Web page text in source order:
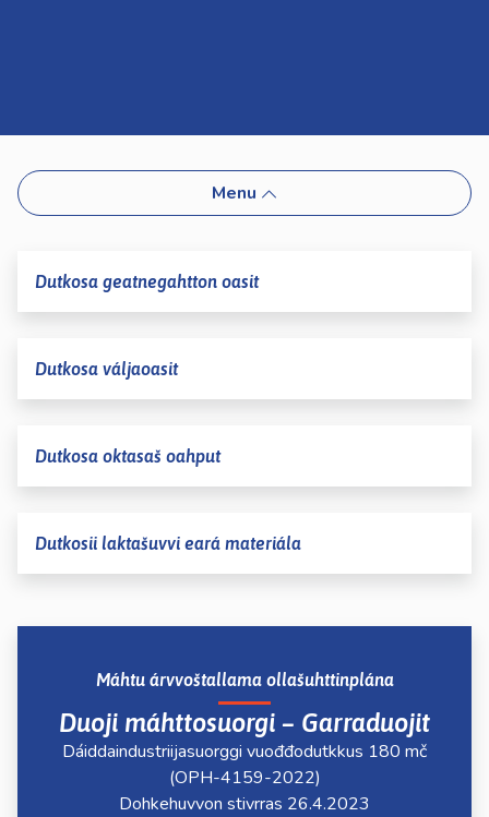
Menu
Dutkosa geatnegahtton oasit
Dutkosa váljaoasit
Dutkosa oktasaš oahput
Dutkosii laktašuvvi eará materiála
Máhtu árvvoštallama ollašuhttinplána
Duoji máhttosuorgi – Garraduojit
Dáiddaindustriijasuorggi vuođđodutkkus 180 mč
(OPH-4159-2022)
Dohkehuvvon stivrras 26.4.2023